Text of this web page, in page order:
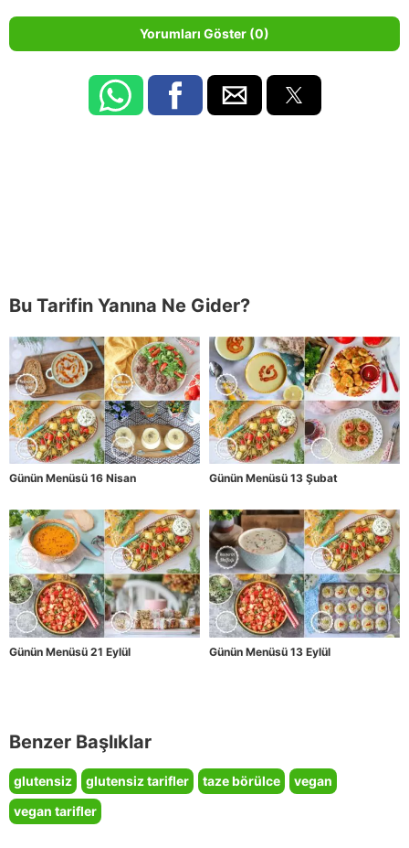
Yorumları Göster (0)
Bu Tarifin Yanına Ne Gider?
Günün Menüsü 16 Nisan Günün Menüsü 13 Şubat
Günün Menüsü 21 Eylül Günün Menüsü 13 Eylül
Benzer Başlıklar
glutensiz glutensiz tarifler taze börülce
vegan
vegan tarifler